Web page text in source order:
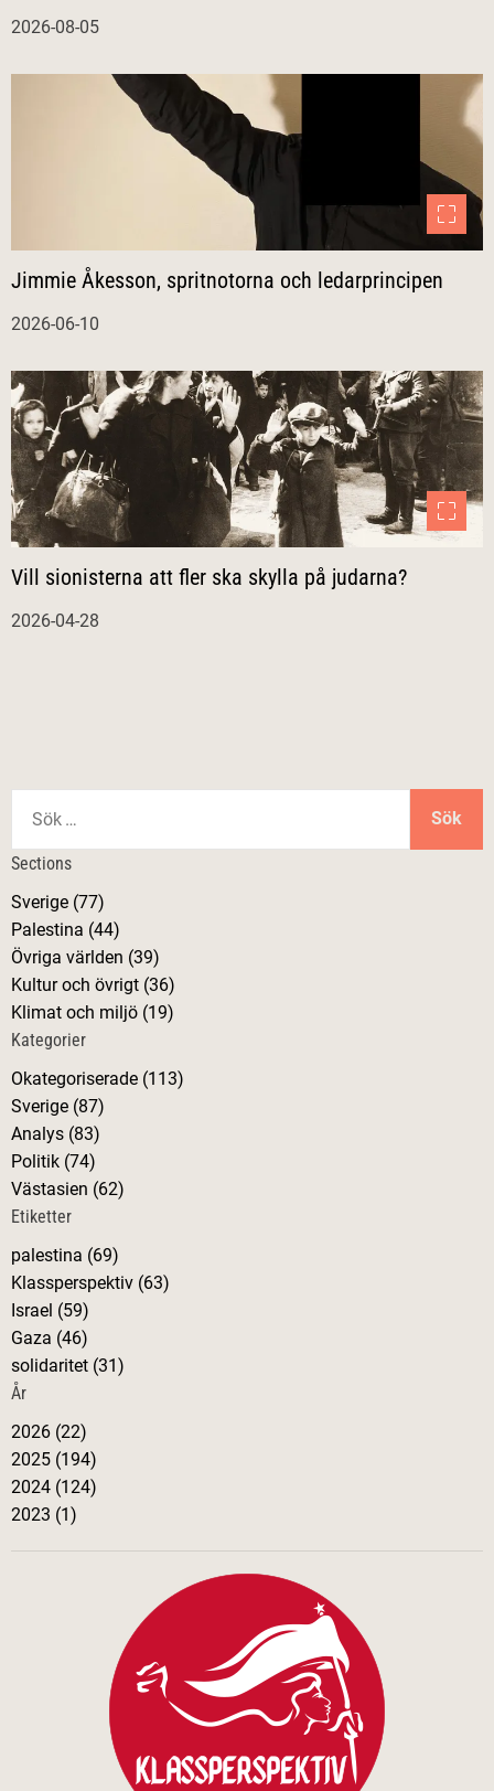
2026-08-05
Jimmie Åkesson, spritnotorna och ledarprincipen
2026-06-10
Vill sionisterna att fler ska skylla på judarna?
2026-04-28
k
f
t
e
r
:
Sections
Sverige (77)
Palestina (44)
Övriga världen (39)
Kultur och övrigt (36)
Klimat och miljö (19)
Kategorier
Okategoriserade (113)
Sverige (87)
Analys (83)
Politik (74)
Västasien (62)
Etiketter
palestina (69)
Klassperspektiv (63)
Israel (59)
Gaza (46)
solidaritet (31)
År
2026 (22)
2025 (194)
2024 (124)
2023 (1)